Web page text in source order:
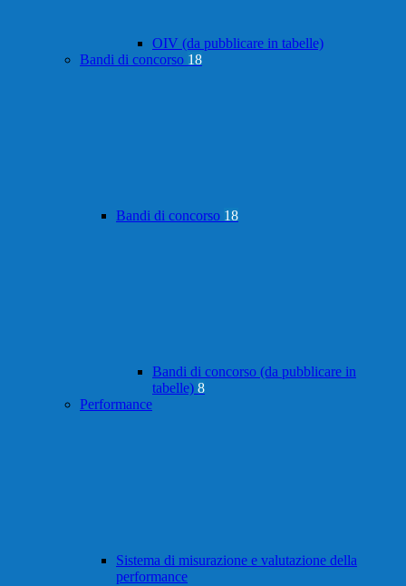
OIV (da pubblicare in tabelle)
Bandi di concorso 18
Bandi di concorso 18
Bandi di concorso (da pubblicare in
tabelle) 8
Performance
Sistema di misurazione e valutazione della
performance